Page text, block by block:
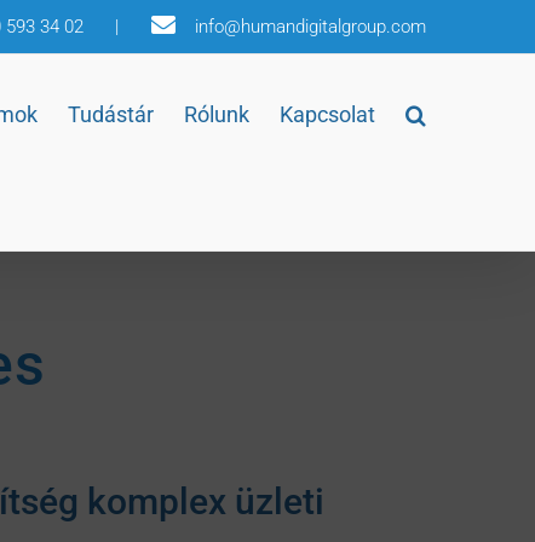
593 34 02 | info@humandigitalgroup.com
Tudástár Rólunk Kapcsolat
komplex üzleti